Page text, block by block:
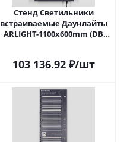
Стенд Светильники
встраиваемые Даунлайты
ARLIGHT-1100x600mm (DB
103 136.92₽/шт